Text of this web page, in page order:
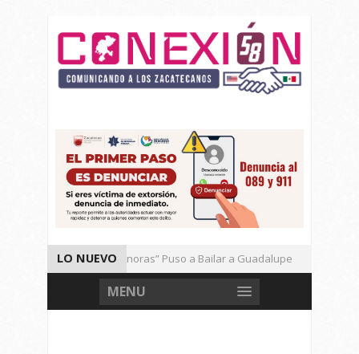
LO NUEVO
El Ritmo de las “Sonoras” Puso a Bailar a Guadalupe
Vencen los Mineros a Correcaminos 95-76
Gran Festival
MENU